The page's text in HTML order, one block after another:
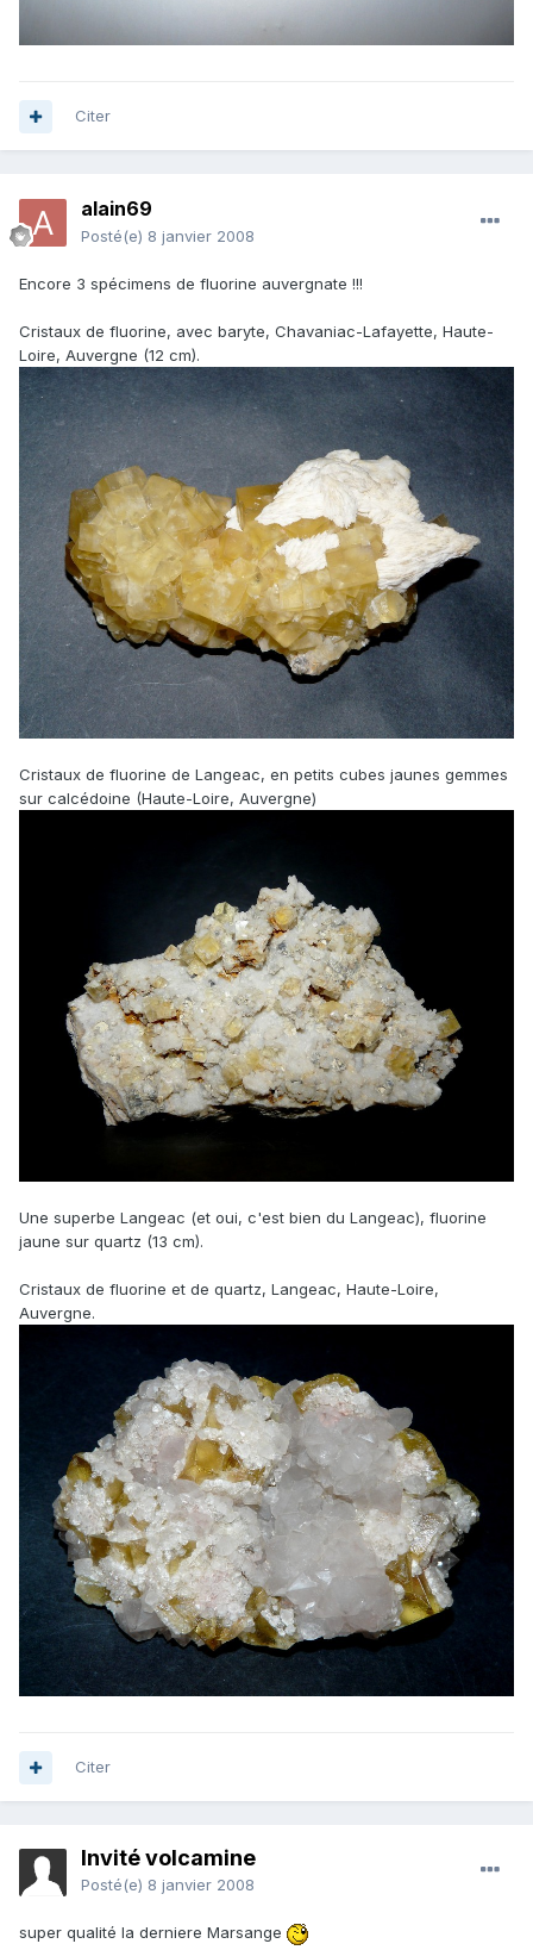
Citer
alain69
Posté(e) 8 janvier 2008
Encore 3 spécimens de fluorine auvergnate !!!
Cristaux de fluorine, avec baryte, Chavaniac-Lafayette, Haute-
Loire, Auvergne (12 cm).
Cristaux de fluorine de Langeac, en petits cubes jaunes gemmes
sur calcédoine (Haute-Loire, Auvergne)
Une superbe Langeac (et oui, c'est bien du Langeac), fluorine
jaune sur quartz (13 cm).
Cristaux de fluorine et de quartz, Langeac, Haute-Loire,
Auvergne.
Citer
Invité volcamine
Posté(e) 8 janvier 2008
super qualité la derniere Marsange